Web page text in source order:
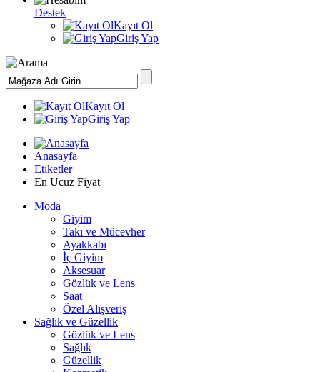
Destek
Kayıt Ol
Giriş Yap
Kayıt Ol
Giriş Yap
Anasayfa
Etiketler
En Ucuz Fiyat
Moda
Giyim
Takı ve Mücevher
Ayakkabı
İç Giyim
Aksesuar
Gözlük ve Lens
Saat
Özel Alışveriş
Sağlık ve Güzellik
Gözlük ve Lens
Sağlık
Güzellik